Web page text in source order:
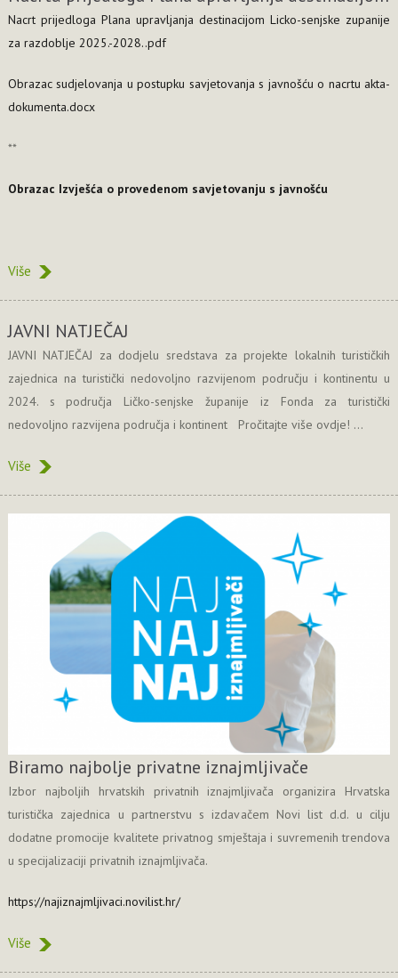
Nacrt prijedloga Plana upravljanja destinacijom Licko-senjske zupanije
za razdoblje 2025.-2028..pdf
Obrazac sudjelovanja u postupku savjetovanja s javnošću o nacrtu akta-
dokumenta.docx
**
Obrazac Izvješća o provedenom savjetovanju s javnošću
Više
JAVNI NATJEČAJ
JAVNI NATJEČAJ za dodjelu sredstava za projekte lokalnih turističkih
zajednica na turistički nedovoljno razvijenom području i kontinentu u
2024. s područja Ličko-senjske županije iz Fonda za turistički
nedovoljno razvijena područja i kontinent Pročitajte više ovdje! ...
Više
Biramo najbolje privatne iznajmljivače
Izbor najboljih hrvatskih privatnih iznajmljivača organizira Hrvatska
turistička zajednica u partnerstvu s izdavačem Novi list d.d. u cilju
dodatne promocije kvalitete privatnog smještaja i suvremenih trendova
u specijalizaciji privatnih iznajmljivača.
https://najiznajmljivaci.novilist.hr/
Više